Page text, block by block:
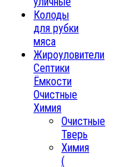
Колоды
для рубки
мяса
Жироуловители
Септики
Ёмкости
Очистные
Химия
Очистные
Тверь
Химия
(